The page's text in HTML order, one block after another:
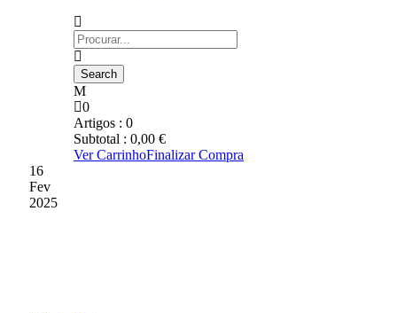
0
Artigos : 0
Subtotal : 0,00 €
Ver CarrinhoFinalizar Compra
16
Fev
2025